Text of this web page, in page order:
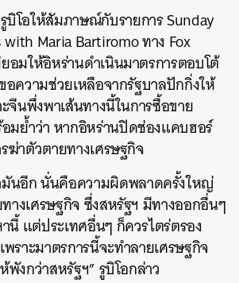
บิโอให้สัมภาษณ์กับรายการ Sunday
Maria Bartiromo ทาง Fox
อมให้อิหร่านดำเนินมาตรการตอบโต้
อความช่วยเหลือจากรัฐบาลปักกิ่งให้
ะจีนพึ่งพาเส้นทางนี้ในการซื้อขาย
มย้ำว่า หากอิหร่านปิดช่องแคบฮอร์
ฆ่าตัวตายทางเศรษฐกิจ
มันอีก นั่นคือความผิดพลาดครั้งใหญ่
างเศรษฐกิจ ซึ่งสหรัฐฯ มีทางออกอื่นๆ
แต่ประเทศอื่นๆ ก็ควรไตร่ตรอง
พราะมาตรการนี้จะทำลายเศรษฐกิจ
พังกว่าสหรัฐฯ” รูบิโอกล่าว